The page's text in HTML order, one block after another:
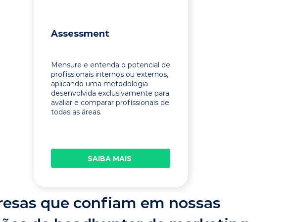
Assessment
Mensure e entenda o potencial de
profissionais internos ou externos,
aplicando uma metodologia
desenvolvida exclusivamente para
avaliar e comparar profissionais de
todas as áreas.
SAIBA MAIS
que confiam em nossas